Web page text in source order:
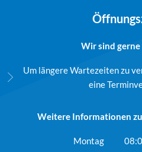
Wir sind gerne
Um längere Wartezeiten zu
eine
Weitere Informationen
Montag